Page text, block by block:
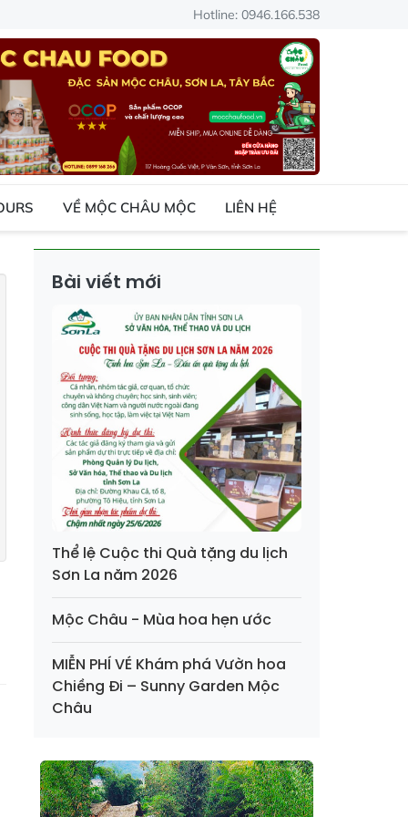
Hotline: 0946.166.538
VỀ MỘC CHÂU MỘC LIÊN HỆ
Bài viết mới
Thể lệ Cuộc thi Quà tặng du lịch
Sơn La năm 2026
Mộc Châu - Mùa hoa hẹn ước
MIỄN PHÍ VÉ Khám phá Vườn hoa
Chiềng Đi – Sunny Garden Mộc
Châu